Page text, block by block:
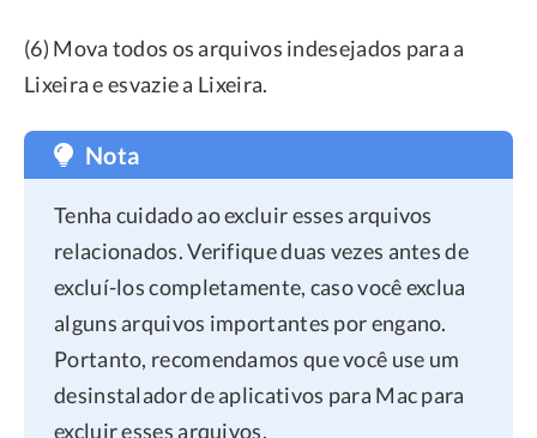
(6) Mova todos os arquivos indesejados para a
Lixeira e esvazie a Lixeira.
Nota
Tenha cuidado ao excluir esses arquivos
relacionados. Verifique duas vezes antes de
excluí-los completamente, caso você exclua
alguns arquivos importantes por engano.
Portanto, recomendamos que você use um
desinstalador de aplicativos para Mac para
excluir esses arquivos.